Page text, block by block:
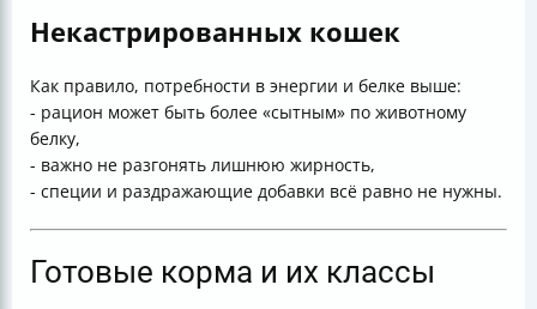
Некастрированных кошек
Как правило, потребности в энергии и белке выше:
- рацион может быть более «сытным» по животному
белку,
- важно не разгонять лишнюю жирность,
- специи и раздражающие добавки всё равно не нужны.
Готовые корма и их классы